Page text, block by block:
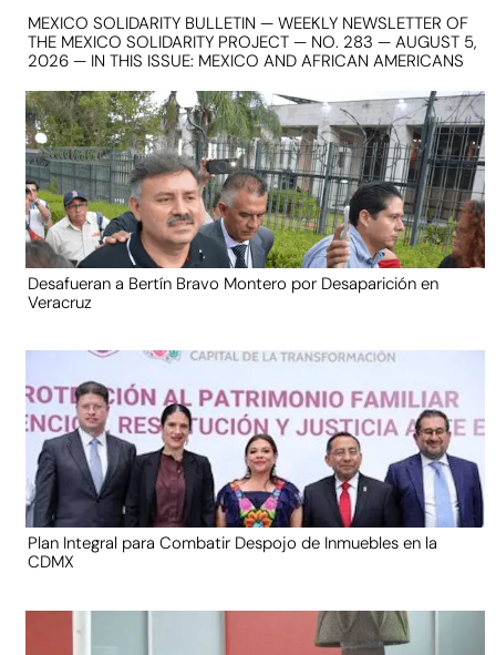
MEXICO SOLIDARITY BULLETIN — WEEKLY NEWSLETTER OF
THE MEXICO SOLIDARITY PROJECT — NO. 283 — AUGUST 5,
2026 — IN THIS ISSUE: MEXICO AND AFRICAN AMERICANS
Desafueran a Bertín Bravo Montero por Desaparición en
Veracruz
Plan Integral para Combatir Despojo de Inmuebles en la
CDMX